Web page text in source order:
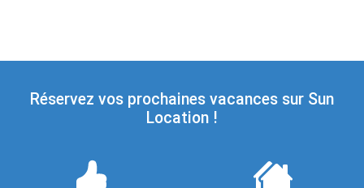
Réservez vos prochaines vacances sur Sun
Location !